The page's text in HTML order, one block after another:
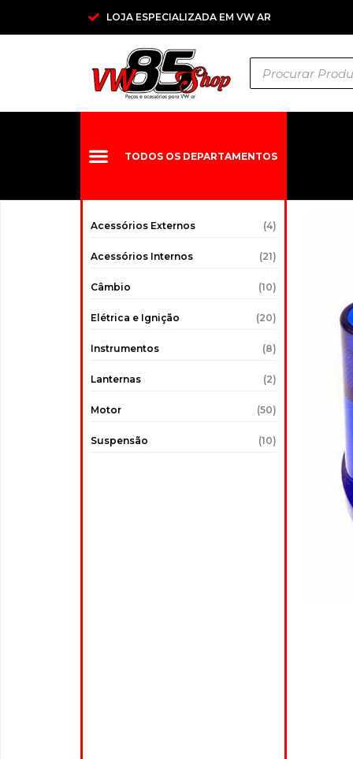
LOJA ESPECIALIZADA EM VW AR
Pesquisar
produtos
TODOS OS DEPARTAMENTOS
Acessórios Externos (4)
Acessórios Internos (21)
Câmbio (10)
Elétrica e Ignição (20)
Instrumentos (8)
Lanternas (2)
Motor (50)
Suspensão (10)